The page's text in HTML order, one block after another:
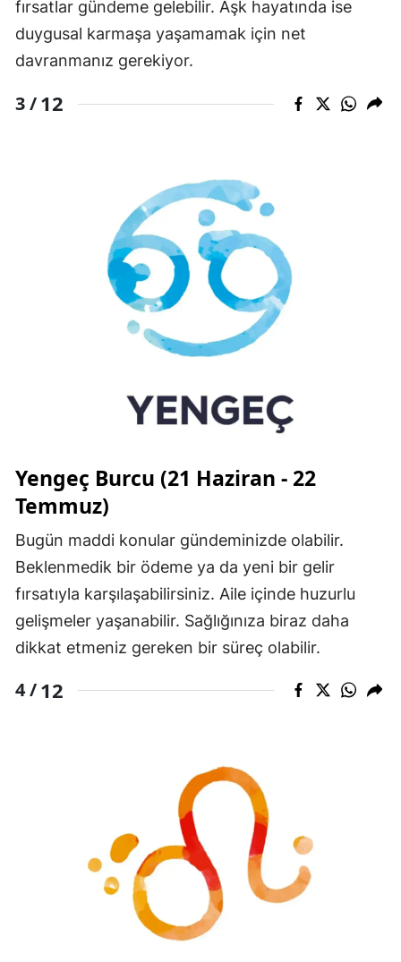
fırsatlar gündeme gelebilir. Aşk hayatında ise
duygusal karmaşa yaşamamak için net
davranmanız gerekiyor.
3 /12
Yengeç Burcu (21 Haziran - 22
Temmuz)
Bugün maddi konular gündeminizde olabilir.
Beklenmedik bir ödeme ya da yeni bir gelir
fırsatıyla karşılaşabilirsiniz. Aile içinde huzurlu
gelişmeler yaşanabilir. Sağlığınıza biraz daha
dikkat etmeniz gereken bir süreç olabilir.
4 /12